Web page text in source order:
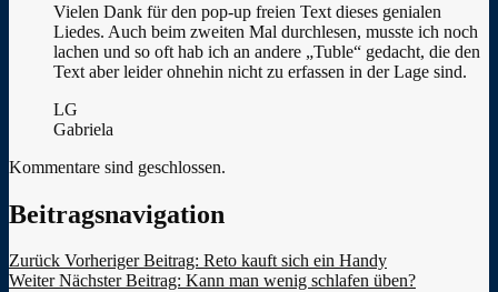
Vielen Dank für den pop-up freien Text dieses genialen
Liedes. Auch beim zweiten Mal durchlesen, musste ich noch
lachen und so oft hab ich an andere „Tuble“ gedacht, die den
Text aber leider ohnehin nicht zu erfassen in der Lage sind.
LG
Gabriela
Kommentare sind geschlossen.
Beitragsnavigation
Zurück Vorheriger Beitrag: Reto kauft sich ein Handy
Weiter Nächster Beitrag: Kann man wenig schlafen üben?